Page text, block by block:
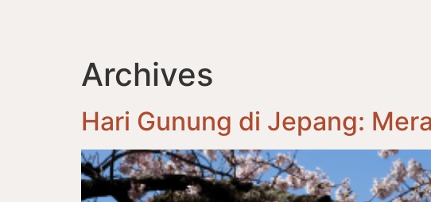
Archives
Hari Gunung di Jepang: